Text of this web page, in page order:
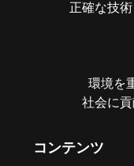
正確な技
環境を
社会に
コンテンツ